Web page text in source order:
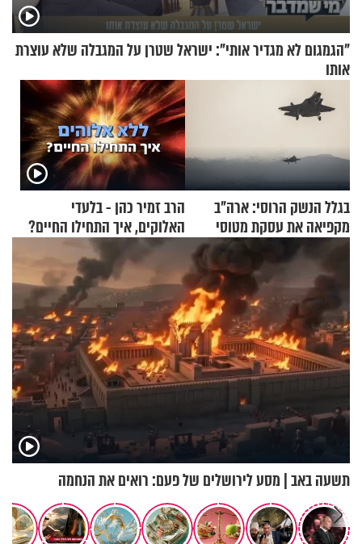
"הגמגום לא מגדיר אותי": ישראל שטרן על המגבלה שלא עוצרת
אותו
בגלל הנשק הרוסי: ארה"ב
מקפיאה את עסקת מטוסי
הקרב לטורקיה
הרב זמיר כהן - בלעדי
האלוקים, איך התחילו החיים?
תשעה באב | מסע לירושלים של פעם: רואים את הנחמה